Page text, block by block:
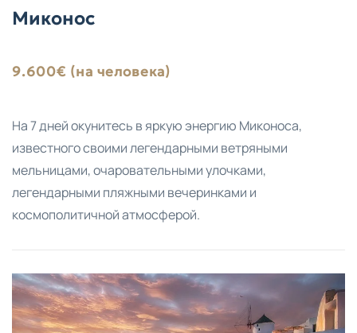
Миконос
9.600€ (на человека)
На 7 дней окунитесь в яркую энергию Миконоса,
известного своими легендарными ветряными
мельницами, очаровательными улочками,
легендарными пляжными вечеринками и
космополитичной атмосферой.